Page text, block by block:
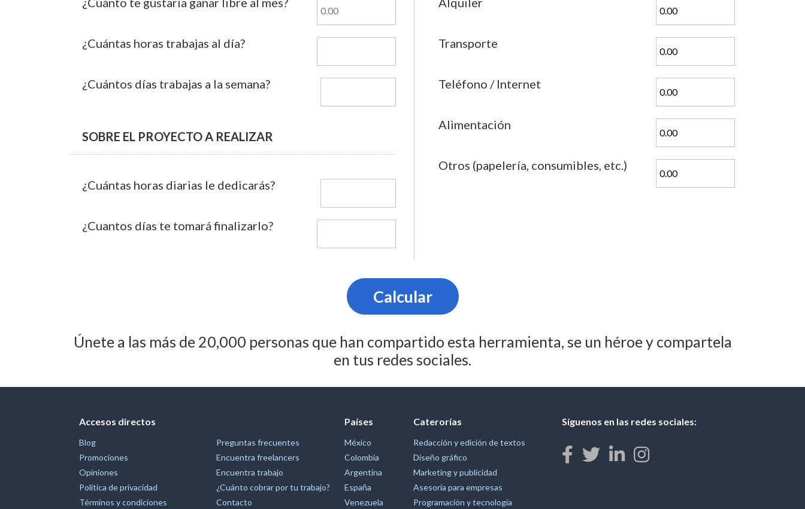
¿Cuántas horas trabajas al día?
¿Cuántos días trabajas a la semana?
SOBRE EL PROYECTO A REALIZAR
¿Cuántas horas diarias le dedicarás?
¿Cuantos días te tomará finalizarlo?
Transporte
Teléfono / Internet
Alimentación
Otros (papelería, consumibles, etc.)
Calcular
Únete a las más de 20,000 personas que han compartido esta herramienta, se un héroe y compartela
en tus redes sociales.
Accesos directos
Blog
Promociones
Opiniones
Política de privacidad
Términos y condiciones
Preguntas frecuentes
Encuentra freelancers
Encuentra trabajo
¿Cuánto cobrar por tu trabajo?
Contacto
Países
México
Colombia
Argentina
España
Venezuela
Caterorías
Redacción y edición de textos
Diseño gráfico
Marketing y publicidad
Asesoría para empresas
Programación y tecnología
Síguenos en las redes sociales: